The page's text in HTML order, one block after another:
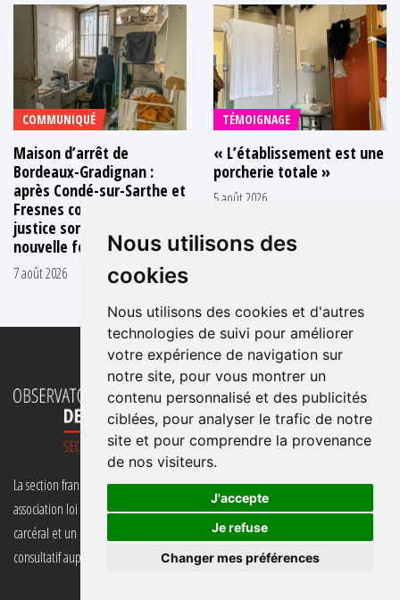
Nous utilisons des
cookies
Nous utilisons des cookies et d'autres
technologies de suivi pour améliorer
votre expérience de navigation sur
notre site, pour vous montrer un
contenu personnalisé et des publicités
ciblées, pour analyser le trafic de notre
site et pour comprendre la provenance
de nos visiteurs.
J'accepte
Je refuse
Changer mes préférences
COMMUNIQUÉ
Maison d’arrêt de
Bordeaux-Gradignan :
après Condé-sur-Sarthe et
Fresnes courant juillet, la
justice somme une
nouvelle fois l’État d’agir
7 août 2026
TÉMOIGNAGE
« L’établissement est une
porcherie totale »
5 août 2026
La section française de l’Observatoire international des prisons (OIP-SF) est une
association loi 1901 qui agit pour le respect des droits de l’homme en milieu
carcéral et un moindre recours à l’emprisonnement et qui dispose du statut
consultatif auprès des Nations Unies.